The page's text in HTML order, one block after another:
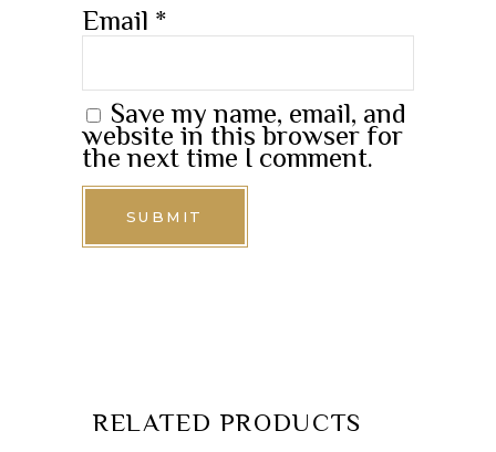
Email*
Save my name, email, and
website in this browser for
the next time I comment.
RELATED PRODUCTS